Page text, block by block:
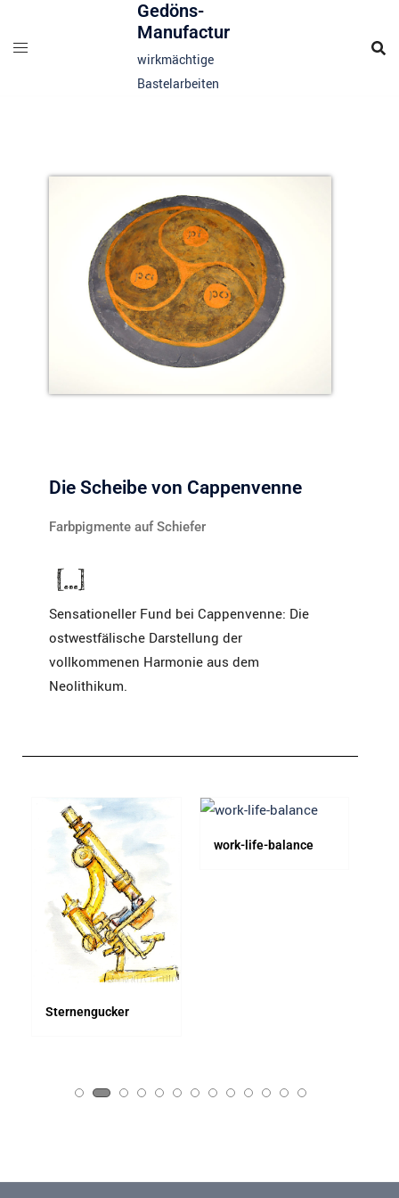
Gedöns-
Manufactur
wirkmächtige
Bastelarbeiten
Die Scheibe von Cappenvenne
Farbpigmente auf Schiefer
Sensationeller Fund bei Cappenvenne: Die
ostwestfälische Darstellung der
vollkommenen Harmonie aus dem
Neolithikum.
Sternengucker
work-life-balance